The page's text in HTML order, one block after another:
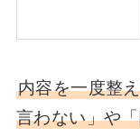
内容を一度整
言わない」や